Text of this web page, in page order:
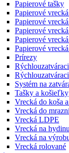
Papierové tašky
Papierové
Papierové
Papierové
Papierové
Papierové
Prírezy
Systém na
Tašky a košieľky
Vrecká do koša
Vrecká do
Vrecká LDPE
Vrecká na hydinu
Vrecká na
Vrecká rolované